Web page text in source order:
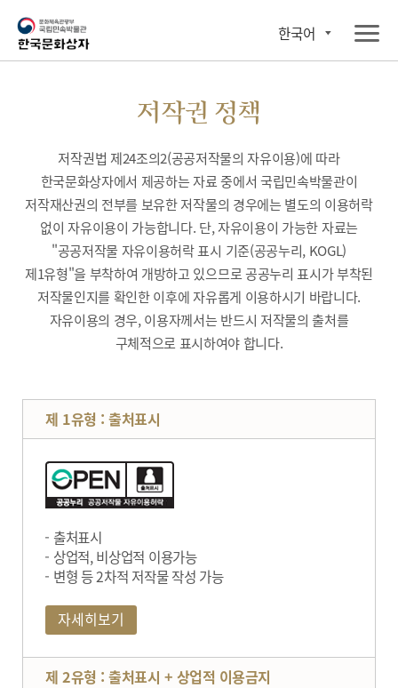
한국어
저작권 정책
저작권법 제24조의2(공공저작물의 자유이용)에 따라
한국문화상자에서 제공하는 자료 중에서 국립민속박물관이
저작재산권의 전부를 보유한 저작물의 경우에는 별도의 이용허락
없이 자유이용이 가능합니다. 단, 자유이용이 가능한 자료는
"공공저작물 자유이용허락 표시 기준(공공누리, KOGL)
제1유형"을 부착하여 개방하고 있으므로 공공누리 표시가 부착된
저작물인지를 확인한 이후에 자유롭게 이용하시기 바랍니다.
자유이용의 경우, 이용자께서는 반드시 저작물의 출처를
구체적으로 표시하여야 합니다.
제 1유형 : 출처표시
출처표시
상업적, 비상업적 이용가능
변형 등 2차적 저작물 작성 가능
자세히보기
제 2유형 : 출처표시 + 상업적 이용금지